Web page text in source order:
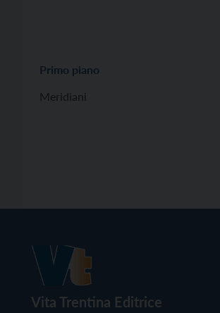
Primo piano
Meridiani
Vita Trentina Editrice